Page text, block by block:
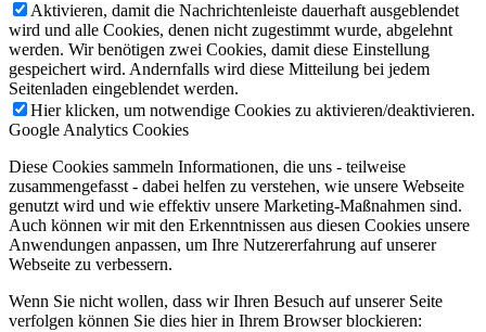
Aktivieren, damit die Nachrichtenleiste dauerhaft ausgeblendet
wird und alle Cookies, denen nicht zugestimmt wurde, abgelehnt
werden. Wir benötigen zwei Cookies, damit diese Einstellung
gespeichert wird. Andernfalls wird diese Mitteilung bei jedem
Seitenladen eingeblendet werden.
Hier klicken, um notwendige Cookies zu aktivieren/deaktivieren.
Google Analytics Cookies
Diese Cookies sammeln Informationen, die uns - teilweise
zusammengefasst - dabei helfen zu verstehen, wie unsere Webseite
genutzt wird und wie effektiv unsere Marketing-Maßnahmen sind.
Auch können wir mit den Erkenntnissen aus diesen Cookies unsere
Anwendungen anpassen, um Ihre Nutzererfahrung auf unserer
Webseite zu verbessern.
Wenn Sie nicht wollen, dass wir Ihren Besuch auf unserer Seite
verfolgen können Sie dies hier in Ihrem Browser blockieren: